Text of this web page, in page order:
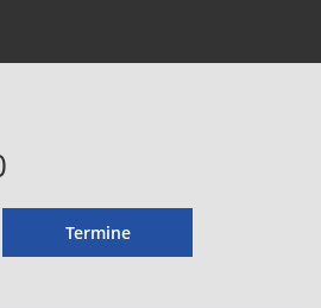
Termine